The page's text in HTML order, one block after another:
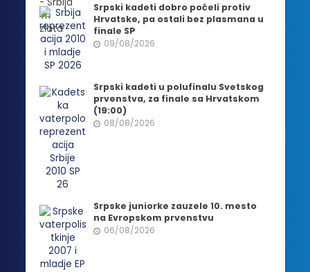
Srpski kadeti dobro počeli protiv
Hrvatske, pa ostali bez plasmana u
finale SP
09/08/2026
Srpski kadeti u polufinalu Svetskog
prvenstva, za finale sa Hrvatskom
(19:00)
08/08/2026
Srpske juniorke zauzele 10. mesto
na Evropskom prvenstvu
06/08/2026